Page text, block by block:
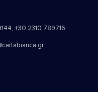
, +30 2310 789716
,